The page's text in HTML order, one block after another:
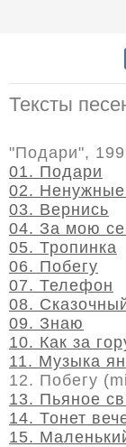
Тексты
"Подари",
01. Подари
02.
03. Вернись
04. За мою
05. Тропинка
06. Побегу
07. Телефон
08.
09. Знаю
10. Как за
11. Музыка
12. Побегу
13. Пьяное
14. Тонет
15.